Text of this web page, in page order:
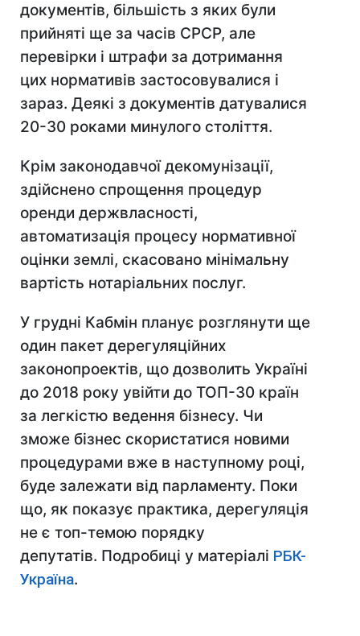
документів, більшість з яких були
прийняті ще за часів СРСР, але
перевірки і штрафи за дотримання
цих нормативів застосовувалися і
зараз. Деякі з документів датувалися
20-30 роками минулого століття.
Крім законодавчої декомунізації,
здійснено спрощення процедур
оренди держвласності,
автоматизація процесу нормативної
оцінки землі, скасовано мінімальну
вартість нотаріальних послуг.
У грудні Кабмін планує розглянути ще
один пакет дерегуляційних
законопроектів, що дозволить Україні
до 2018 року увійти до ТОП-30 країн
за легкістю ведення бізнесу. Чи
зможе бізнес скористатися новими
процедурами вже в наступному році,
буде залежати від парламенту. Поки
що, як показує практика, дерегуляція
не є топ-темою порядку
депутатів. Подробиці у матеріалі РБК-
Україна.